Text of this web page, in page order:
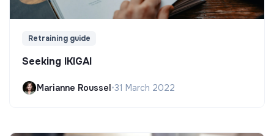
Retraining guide
Seeking IKIGAI
Marianne Roussel•31 March 2022